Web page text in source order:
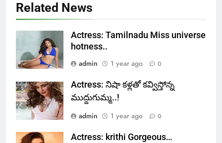
Related News
Actress: Tamilnadu Miss universe
hotness..
admin
1 year ago 0
Actress: నిషా కళ్లతో కవ్విస్తోన్న
ముద్దుగుమ్మ..!
admin
1 year ago 0
Actress: krithi Gorgeous…